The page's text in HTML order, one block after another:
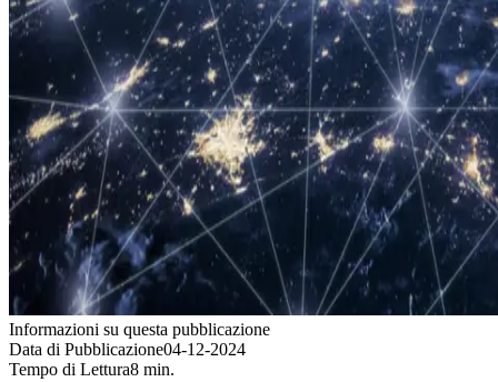
Informazioni su questa pubblicazione
Data di Pubblicazione04-12-2024
Tempo di Lettura8 min.